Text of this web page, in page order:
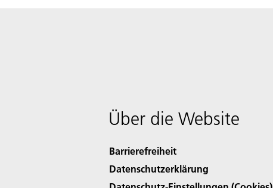
Über die Website
Barrierefreiheit
Datenschutzerklärung